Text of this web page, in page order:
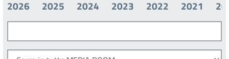
2026
2025 2024 2023 2022 2021